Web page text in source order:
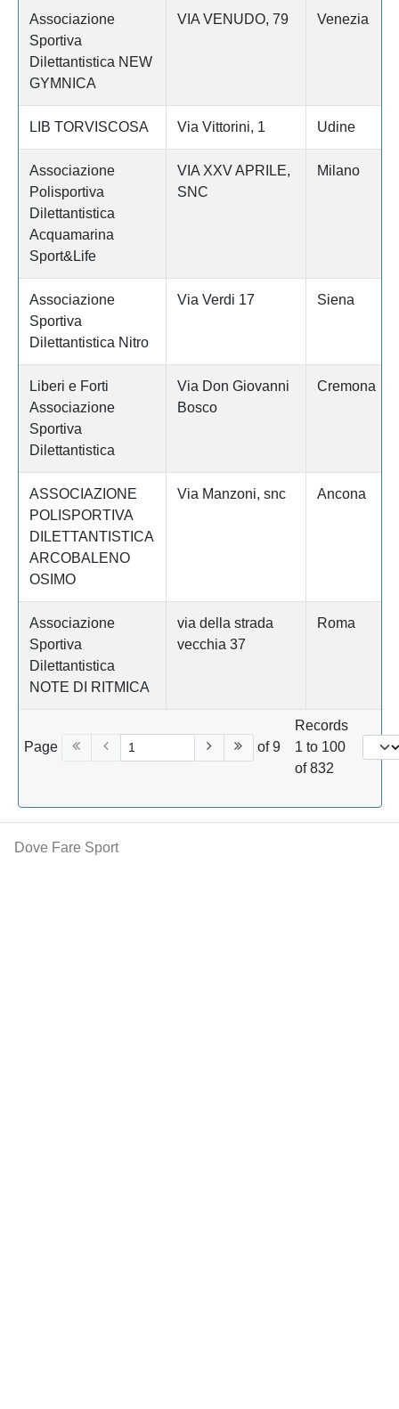
Associazione
Sportiva
Dilettantistica NEW
GYMNICA
VIA VENUDO, 79 Venezia
LIB TORVISCOSA Via Vittorini, 1 Udine
Associazione
Polisportiva
Dilettantistica
Acquamarina
Sport&Life
VIA XXV APRILE,
SNC
Milano
Associazione
Sportiva
Dilettantistica Nitro
Via Verdi 17 Siena
Liberi e Forti
Associazione
Sportiva
Dilettantistica
Via Don Giovanni
Bosco
Cremona
ASSOCIAZIONE
POLISPORTIVA
DILETTANTISTICA
ARCOBALENO
OSIMO
Via Manzoni, snc Ancona
Associazione
Sportiva
Dilettantistica
NOTE DI RITMICA
via della strada
vecchia 37
Roma
Page of 9
Records
1 to 100
of 832
Dove Fare Sport